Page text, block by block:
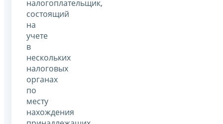
налогоплательщик,
состоящий
на
учете
в
нескольких
налоговых
органах
по
месту
нахождения